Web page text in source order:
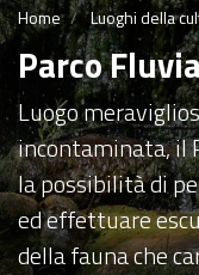
Home Luoghi della
Parco
Luogo
incontaminata, il
la possibilità di
ed effettuare
della fauna che